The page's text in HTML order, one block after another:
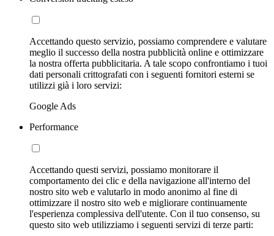
Accettando questo servizio, possiamo comprendere e valutare
meglio il successo della nostra pubblicità online e ottimizzare
la nostra offerta pubblicitaria. A tale scopo confrontiamo i tuoi
dati personali crittografati con i seguenti fornitori esterni se
utilizzi già i loro servizi:
Google Ads
Performance
Accettando questi servizi, possiamo monitorare il
comportamento dei clic e della navigazione all'interno del
nostro sito web e valutarlo in modo anonimo al fine di
ottimizzare il nostro sito web e migliorare continuamente
l'esperienza complessiva dell'utente. Con il tuo consenso, su
questo sito web utilizziamo i seguenti servizi di terze parti: